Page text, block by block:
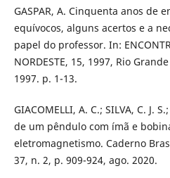
GASPAR, A. Cinquenta anos de
equívocos, alguns acertos e a
papel do professor. In:
NORDESTE, 15, 1997, Rio
1997. p. 1-13.
GIACOMELLI, A. C.; SILVA, C. J.
de um pêndulo com ímã e
eletromagnetismo. Caderno
37, n. 2, p. 909-924, ago. 2020.